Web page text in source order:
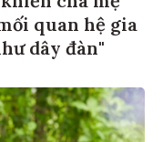
quan hệ gia
dây đàn"